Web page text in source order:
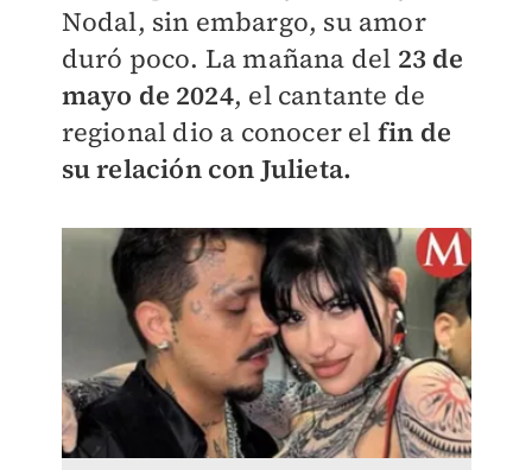
Nodal, sin embargo, su amor
duró poco. La mañana del 23 de
mayo de 2024, el cantante de
regional dio a conocer el fin de
su relación con Julieta.